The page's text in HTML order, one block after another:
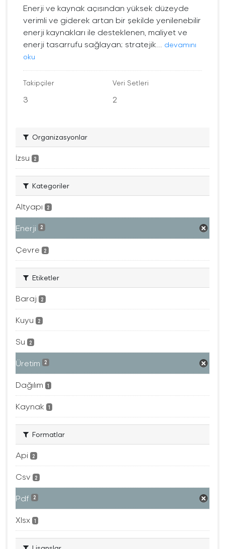
Enerji ve kaynak açısından yüksek düzeyde
verimli ve giderek artan bir şekilde yenilenebilir
enerji kaynakları ile desteklenen, maliyet ve
enerji tasarrufu sağlayan; stratejik...
devamını
oku
Takipçiler
3
Veri Setleri
2
Organizasyonlar
İzsu 2
Kategoriler
Altyapı 2
Enerji 2
Çevre 2
Etiketler
Baraj 2
Kuyu 2
Su 2
Üretim 2
Dağılım 1
Kaynak 1
Formatlar
Api 2
Csv 2
Pdf 2
Xlsx 1